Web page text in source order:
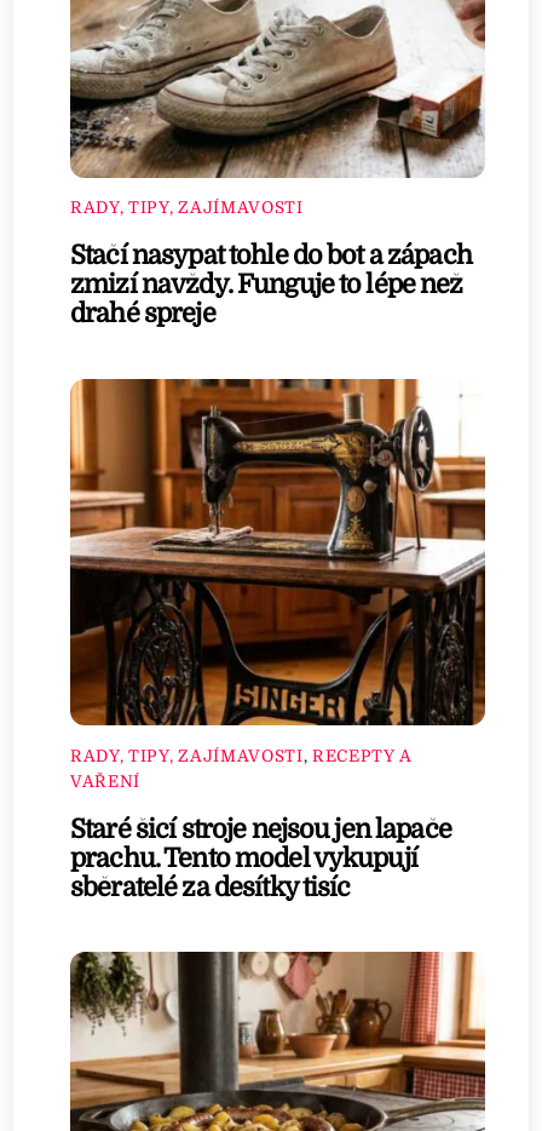
RADY, TIPY, ZAJÍMAVOSTI
Stačí nasypat tohle do bot a zápach
zmizí navždy. Funguje to lépe než
drahé spreje
RADY, TIPY, ZAJÍMAVOSTI, RECEPTY A
VAŘENÍ
Staré šicí stroje nejsou jen lapače
prachu. Tento model vykupují
sběratelé za desítky tisíc